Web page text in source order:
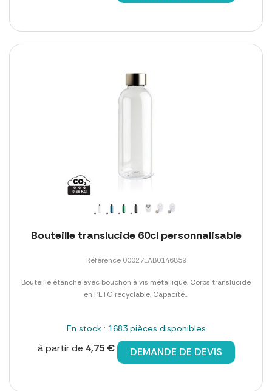
Bouteille translucide 60cl personnalisable
Référence 00027LAB0146859
Bouteille étanche avec bouchon à vis métallique. Corps translucide
en PETG recyclable. Capacité...
En stock : 1683 pièces disponibles
à partir de 4,75 € DEMANDE DE DEVIS